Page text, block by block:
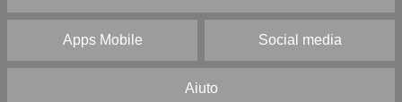
Apps Mobile Social media
Aiuto